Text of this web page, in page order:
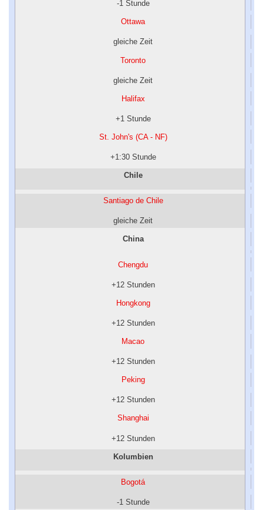
-1 Stunde
Ottawa
gleiche Zeit
Toronto
gleiche Zeit
Halifax
+1 Stunde
St. John's (CA - NF)
+1:30 Stunde
Chile
Santiago de Chile
gleiche Zeit
China
Chengdu
+12 Stunden
Hongkong
+12 Stunden
Macao
+12 Stunden
Peking
+12 Stunden
Shanghai
+12 Stunden
Kolumbien
Bogotá
-1 Stunde